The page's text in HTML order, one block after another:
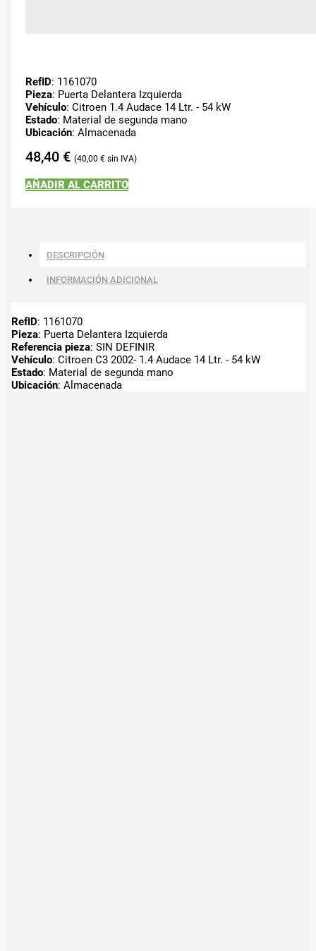
RefID: 1161070
Pieza: Puerta Delantera Izquierda
Vehículo: Citroen 1.4 Audace 14 Ltr. - 54 kW
Estado: Material de segunda mano
Ubicación: Almacenada
48,40 € 40,00 €
AÑADIR AL CARRITO
DESCRIPCIÓN
INFORMACIÓN ADICIONAL
RefID: 1161070
Pieza: Puerta Delantera Izquierda
Referencia pieza: SIN DEFINIR
Vehículo: Citroen C3 2002- 1.4 Audace 14 Ltr. - 54 kW
Estado: Material de segunda mano
Ubicación: Almacenada